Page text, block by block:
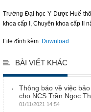
Trường Ðại học Y Dược Huế
khoa cấp I, Chuyên khoa cấp II
File đính kèm: Download
BÀI VIẾT KHÁC
Thông báo về việc
cho NCS Trần Ngọc
01/11/2021 14:54